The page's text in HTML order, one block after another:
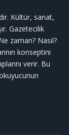
Kültür, sanat,
Gazetecilik
zaman? Nasıl?
konseptini
verir. Bu